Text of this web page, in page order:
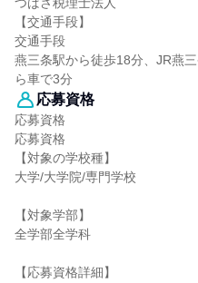
【交通手段】
交通手段
燕三条駅から徒歩18分、JR燕
ら車で3分
応募資格
応募資格
応募資格
【対象の学校種】
大学/大学院/専門学校
【対象学部】
全学部全学科
【応募資格詳細】